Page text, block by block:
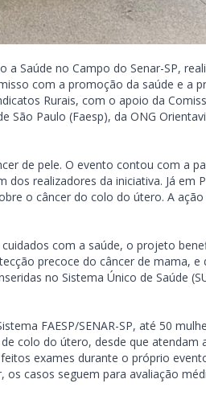
Saúde no Campo do Senar-SP,
com a promoção da saúde e a
Rurais, com o apoio da
São Paulo (Faesp), da ONG
de pele. O evento contou com a
realizadores da iniciativa. Já em
o câncer do colo do útero. A
com a saúde, o projeto
precoce do câncer de mama, e
no Sistema Único de Saúde
FAESP/SENAR-SP, até 50
colo do útero, desde que atendam
exames durante o próprio
casos seguem para avaliação